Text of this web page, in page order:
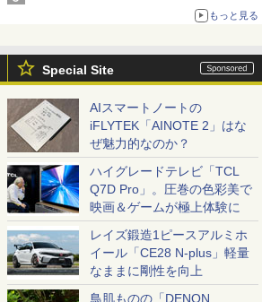
もっと見る
Special Site
AIスマートノートの
iFLYTEK「AINOTE 2」はな
ぜ魅力的なのか？
ハイグレードテレビ「TCL
Q7D Pro」。圧巻の色彩美で
映画＆ゲームが極上体験に
レイズ鍛造1ピースアルミホ
イール「CE28 N-plus」軽量
なままに剛性を向上
鳥肌ものの「DENON